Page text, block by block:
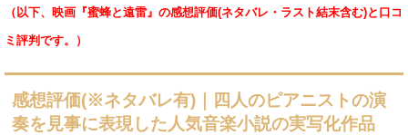
（以下、映画『蜜蜂と遠雷』の感想評価(ネタバレ・ラスト結末含む)と口コ
ミ評判です。）
感想評価(※ネタバレ有)｜
四人のピアニストの演
奏を見事に表現した人気音楽小説の実写化作品